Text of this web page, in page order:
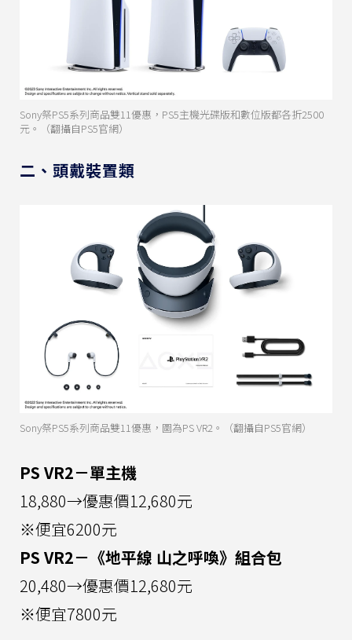
Sony祭PS5系列商品雙11優惠，PS5主機光碟版和數位版都各折2500
元。（翻攝自PS5官網）
二、頭戴裝置類
Sony祭PS5系列商品雙11優惠，圖為PS VR2。（翻攝自PS5官網）
PS VR2－單主機
18,880→優惠價12,680元
※便宜6200元
PS VR2－《地平線 山之呼喚》組合包
20,480→優惠價12,680元
※便宜7800元